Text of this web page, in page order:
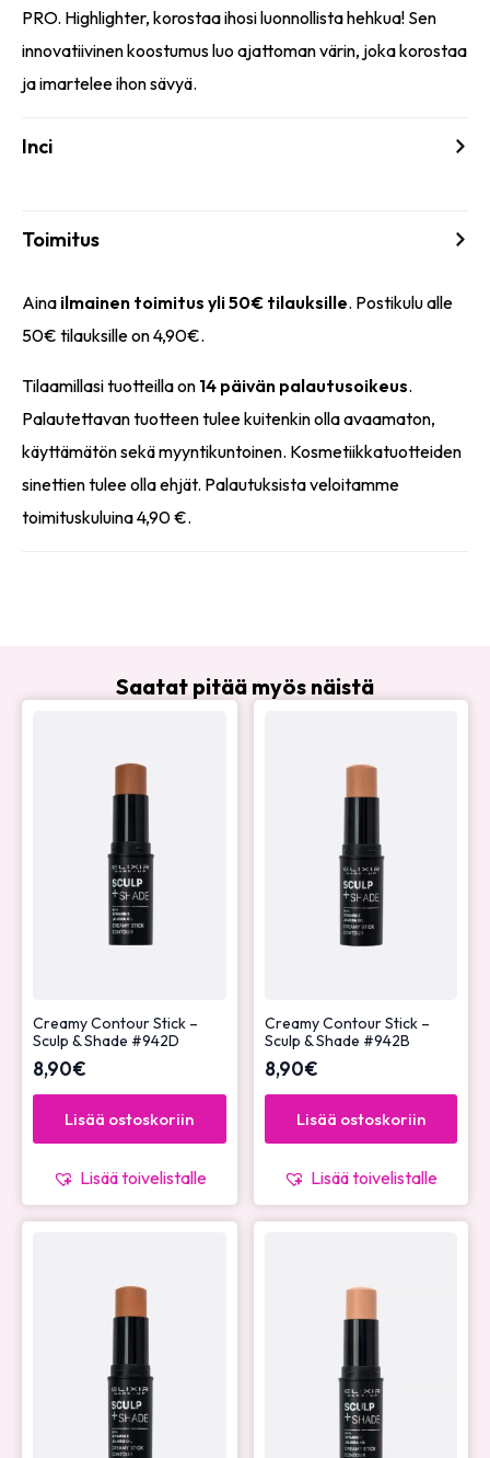
PRO. Highlighter, korostaa ihosi luonnollista hehkua! Sen
innovatiivinen koostumus luo ajattoman värin, joka korostaa
ja imartelee ihon sävyä.
Inci
Toimitus
Aina ilmainen toimitus yli 50€ tilauksille. Postikulu alle
50€ tilauksille on 4,90€.
Tilaamillasi tuotteilla on 14 päivän palautusoikeus.
Palautettavan tuotteen tulee kuitenkin olla avaamaton,
käyttämätön sekä myyntikuntoinen. Kosmetiikkatuotteiden
sinettien tulee olla ehjät. Palautuksista veloitamme
toimituskuluina 4,90 €.
Saatat pitää myös näistä
Creamy Contour Stick –
Sculp & Shade #942D
8,90€
Lisää ostoskoriin
Lisää toivelistalle
Creamy Contour Stick –
Sculp & Shade #942B
8,90€
Lisää ostoskoriin
Lisää toivelistalle